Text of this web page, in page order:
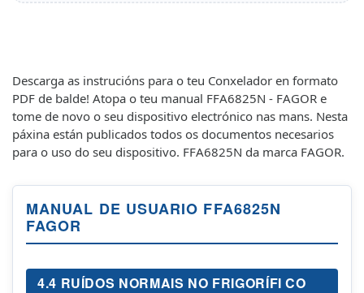
Descarga as instrucións para o teu Conxelador en formato
PDF de balde! Atopa o teu manual FFA6825N - FAGOR e
tome de novo o seu dispositivo electrónico nas mans. Nesta
páxina están publicados todos os documentos necesarios
para o uso do seu dispositivo. FFA6825N da marca FAGOR.
MANUAL DE USUARIO FFA6825N
FAGOR
4.4 RUÍDOS NORMAIS NO FRIGORÍFI CO